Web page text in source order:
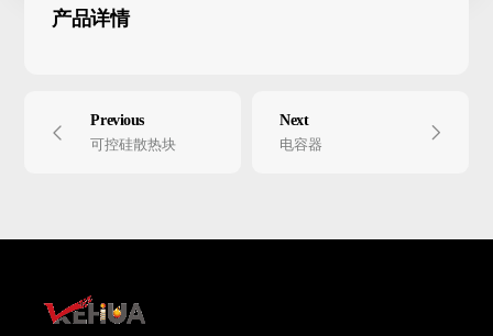
产品详情
Previous
可控硅散热块
Next
电容器